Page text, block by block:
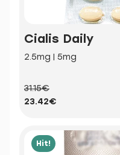
Cialis Daily
2.5mg | 5mg
31.15€
23.42€
Hit!